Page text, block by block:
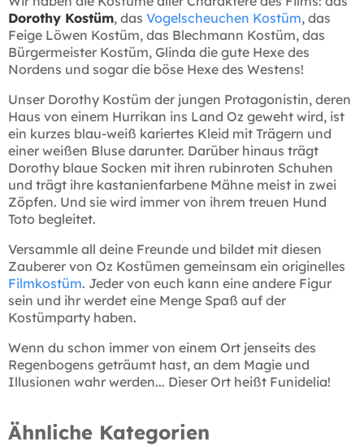
Dorothy Kostüm, das Vogelscheuchen Kostüm, das
Feige Löwen Kostüm, das Blechmann Kostüm, das
Bürgermeister Kostüm, Glinda die gute Hexe des
Nordens und sogar die böse Hexe des Westens!
Unser Dorothy Kostüm der jungen Protagonistin, deren
Haus von einem Hurrikan ins Land Oz geweht wird, ist
ein kurzes blau-weiß kariertes Kleid mit Trägern und
einer weißen Bluse darunter. Darüber hinaus trägt
Dorothy blaue Socken mit ihren rubinroten Schuhen
und trägt ihre kastanienfarbene Mähne meist in zwei
Zöpfen. Und sie wird immer von ihrem treuen Hund
Toto begleitet.
Versammle all deine Freunde und bildet mit diesen
Zauberer von Oz Kostümen gemeinsam ein originelles
Filmkostüm. Jeder von euch kann eine andere Figur
sein und ihr werdet eine Menge Spaß auf der
Kostümparty haben.
Wenn du schon immer von einem Ort jenseits des
Regenbogens geträumt hast, an dem Magie und
Illusionen wahr werden... Dieser Ort heißt Funidelia!
Ähnliche Kategorien